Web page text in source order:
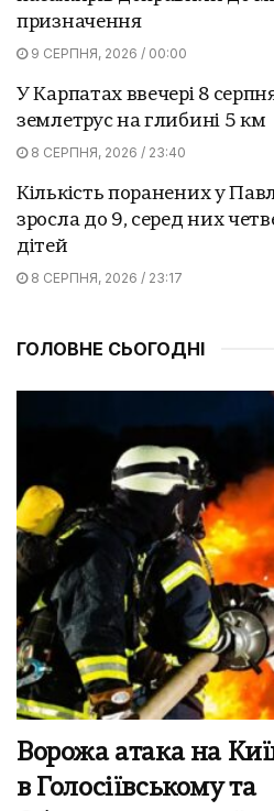
призначення
9 СЕРПНЯ, 2026 / 00:00
У Карпатах ввечері 8
землетрус на глибині 5 км
8 СЕРПНЯ, 2026 / 23:40
Кількість поранених у
зросла до 9, серед них
дітей
8 СЕРПНЯ, 2026 / 23:17
ГОЛОВНЕ СЬОГОДНІ
Ворожа атака на
в Голосіївському та